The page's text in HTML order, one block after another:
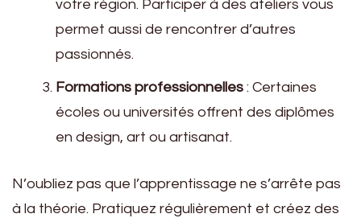
votre région. Participer à des ateliers vous
permet aussi de rencontrer d’autres
passionnés.
Formations professionnelles : Certaines
écoles ou universités offrent des diplômes
en design, art ou artisanat.
N’oubliez pas que l’apprentissage ne s’arrête pas
à la théorie. Pratiquez régulièrement et créez des